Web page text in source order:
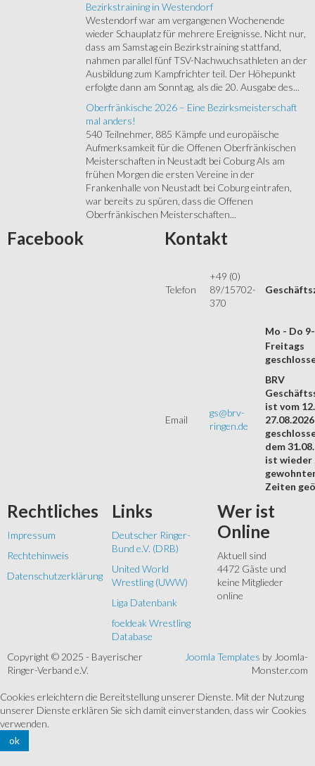
Bezirkstraining in Westendorf
Westendorf war am vergangenen Wochenende
wieder Schauplatz für mehrere Ereignisse. Nicht nur,
dass am Samstag ein Bezirkstraining stattfand,
nahmen parallel fünf TSV-Nachwuchsathleten an der
Ausbildung zum Kampfrichter teil. Der Höhepunkt
erfolgte dann am Sonntag, als die 20. Ausgabe des...
Oberfränkische 2026 – Eine Bezirksmeisterschaft
mal anders!
540 Teilnehmer, 885 Kämpfe und europäische
Aufmerksamkeit für die Offenen Oberfränkischen
Meisterschaften in Neustadt bei Coburg Als am
frühen Morgen die ersten Vereine in der
Frankenhalle von Neustadt bei Coburg eintrafen,
war bereits zu spüren, dass die Offenen
Oberfränkischen Meisterschaften...
Facebook Kontakt
Telefon
+49 (0)
89/15702-
370
Mo - Do
Email
gs@brv-
ringen.de
Freitags
BRV
ist vom
27.08.2026
dem
ist wieder
Zeiten
Rechtliches
Impressum
Rechtehinweis
Datenschutzerklärung
Links
Deutscher Ringer-
Bund e.V. (DRB)
United World
Wrestling (UWW)
Liga Datenbank
foeldeak Wrestling
Database
Wer ist
Online
Aktuell sind
4472 Gäste und
keine Mitglieder
online
Copyright © 2025 - Bayerischer
Ringer-Verband e.V.
Joomla Templates by Joomla-
Monster.com
Cookies erleichtern die Bereitstellung unserer Dienste. Mit der Nutzung
unserer Dienste erklären Sie sich damit einverstanden, dass wir Cookies
verwenden.
ok